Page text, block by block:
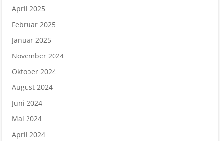
April 2025
Februar 2025
Januar 2025
November 2024
Oktober 2024
August 2024
Juni 2024
Mai 2024
April 2024